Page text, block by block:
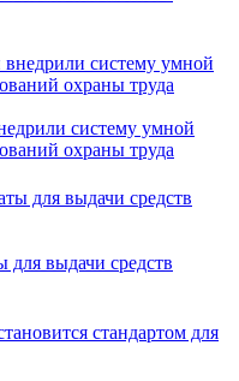
систему умной
охраны труда
выдачи средств